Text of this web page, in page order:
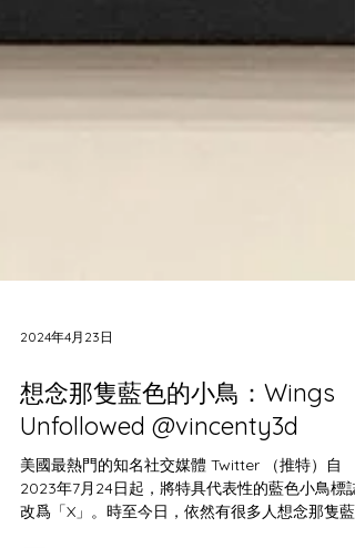
2024年4月23日
想念那隻藍色的小鳥：Wings
Unfollowed @vincenty3d